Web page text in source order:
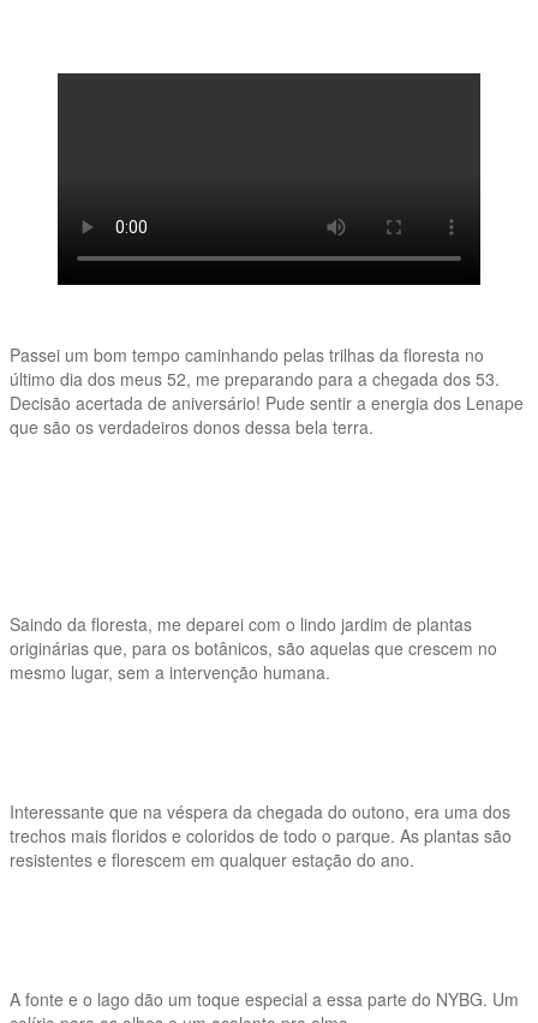
Passei um bom tempo caminhando pelas trilhas da floresta no
último dia dos meus 52, me preparando para a chegada dos 53.
Decisão acertada de aniversário! Pude sentir a energia dos Lenape
que são os verdadeiros donos dessa bela terra.
Saindo da floresta, me deparei com o lindo jardim de plantas
originárias que, para os botânicos, são aquelas que crescem no
mesmo lugar, sem a intervenção humana.
Interessante que na véspera da chegada do outono, era uma dos
trechos mais floridos e coloridos de todo o parque. As plantas são
resistentes e florescem em qualquer estação do ano.
A fonte e o lago dão um toque especial a essa parte do NYBG. Um